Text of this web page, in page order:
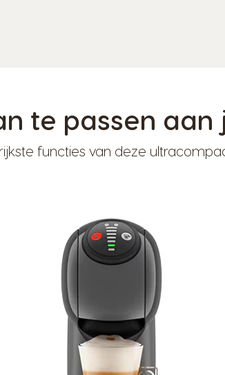
te passen
functies van deze